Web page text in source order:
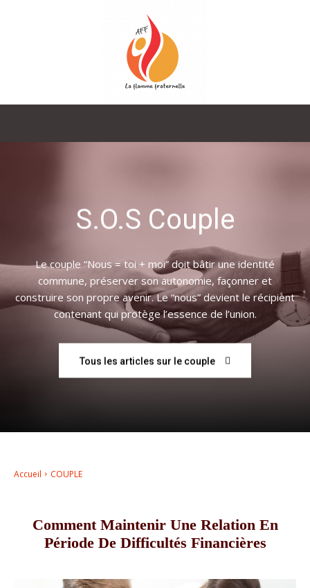
Fraternelle
–
S.O.S Couple
Le couple “Nous = toi + moi” doit bâtir une identité
commune, préserver son autonomie, façonner et
construire son propre avenir. Le “nous” devient le récipient
contenant qui protège l’essence de l’union.
Tous les articles sur le couple
Accueil COUPLE
Comment Maintenir Une Relation En
Période De Difficultés Financières